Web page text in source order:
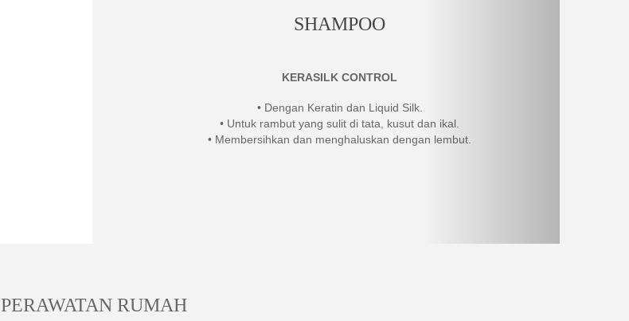
SHAMPOO
KERASILK CONTROL
• Dengan Keratin dan Liquid Silk.
• Untuk rambut yang sulit di tata, kusut dan ikal.
• Membersihkan dan menghaluskan dengan lembut.
PERAWATAN RUMAH